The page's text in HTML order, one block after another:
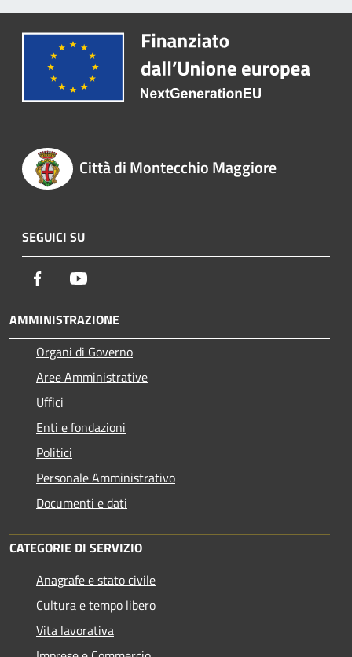
Città di Montecchio Maggiore
SEGUICI SU
Facebook
AMMINISTRAZIONE
Organi di Governo
Aree Amministrative
Uffici
Enti e fondazioni
Politici
Personale Amministrativo
Documenti e dati
CATEGORIE DI SERVIZIO
Anagrafe e stato civile
Cultura e tempo libero
Vita lavorativa